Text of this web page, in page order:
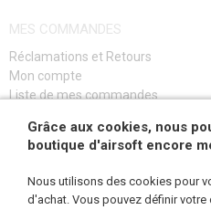
MES COMMANDES
Réclamations et Retours
Mon compte
Liste de mes commandes
S'INSCRIRE
Grâce aux cookies, nous
boutique d'airsoft encore
Nous utilisons des cookies pour
d'achat. Vous pouvez définir